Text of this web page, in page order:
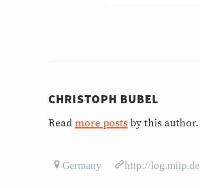
CHRISTOPH BUBEL
Readmore postsby this author.
Germany http://log.miip.de